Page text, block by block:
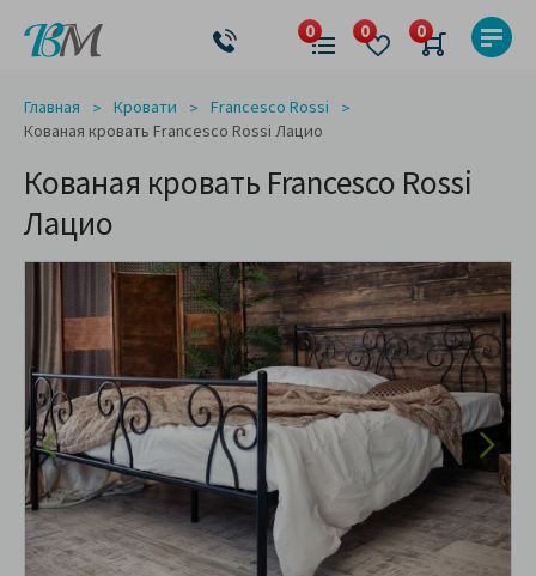
Главная Кровати
Francesco Rossi
Кованая кровать Francesco Rossi Лацио
Кованая кровать Francesco Rossi
Лацио